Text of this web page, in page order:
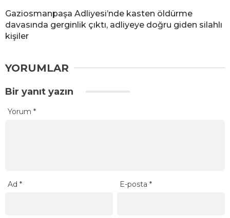
Gaziosmanpaşa Adliyesi’nde kasten öldürme
davasında gerginlik çıktı, adliyeye doğru giden silahlı
kişiler
YORUMLAR
Bir yanıt yazın
Yorum *
Ad * E-posta*